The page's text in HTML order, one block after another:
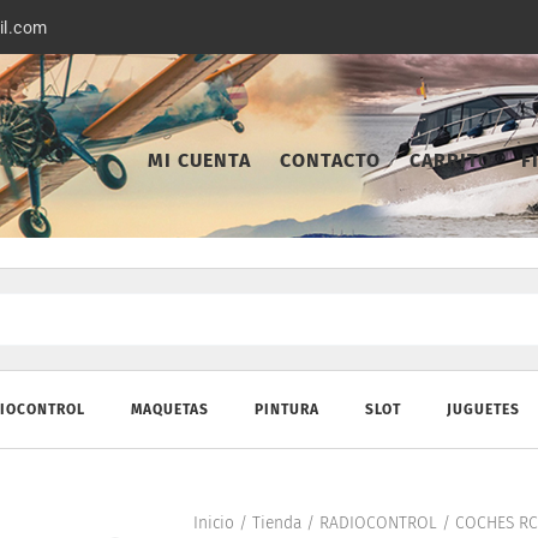
MI CUENTA CONTACTO CARRITO
MAQUETAS PINTURA SLOT JUGUETES
Inicio / Tienda/ RADIOCONTROL/ COCHES RC